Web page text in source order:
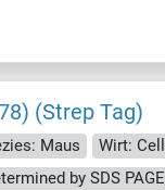
(Strep Tag)
Maus Wirt: